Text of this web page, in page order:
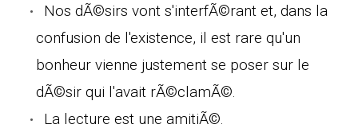
Nos dÃ©sirs vont s'interfÃ©rant et, dans la
confusion de l'existence, il est rare qu'un
bonheur vienne justement se poser sur le
dÃ©sir qui l'avait rÃ©clamÃ©.
La lecture est une amitiÃ©.